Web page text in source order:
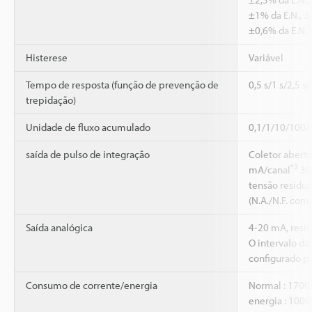
±1% da E.N.,
±0,6% da E.N.
Histerese Variável
Tempo de resposta (função de prevenção de
trepidação)
0,5 s/1 s/2,5
Unidade de fluxo acumulado 0,1/1/10/100/
saída de pulso de integração
Coletor
mA/canal *3
tensão
(N.A./N.F.
Saída analógica
4-20 mA,
O intervalo da
configurado
Consumo de corrente/energia
Normal :
energia :